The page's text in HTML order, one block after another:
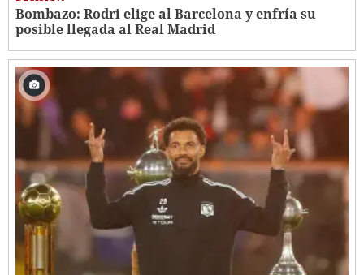
Bombazo: Rodri elige al Barcelona y enfría su
posible llegada al Real Madrid